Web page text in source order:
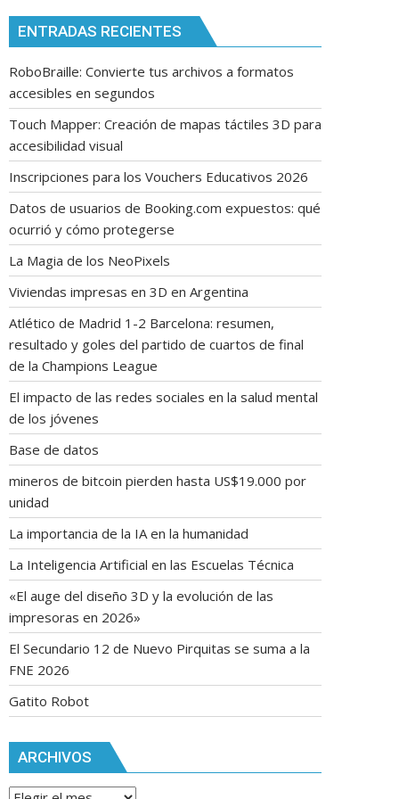
ENTRADAS RECIENTES
RoboBraille: Convierte tus archivos a formatos
accesibles en segundos
Touch Mapper: Creación de mapas táctiles 3D para
accesibilidad visual
Inscripciones para los Vouchers Educativos 2026
Datos de usuarios de Booking.com expuestos: qué
ocurrió y cómo protegerse
La Magia de los NeoPixels
Viviendas impresas en 3D en Argentina
Atlético de Madrid 1-2 Barcelona: resumen,
resultado y goles del partido de cuartos de final
de la Champions League
El impacto de las redes sociales en la salud mental
de los jóvenes
Base de datos
mineros de bitcoin pierden hasta US$19.000 por
unidad
La importancia de la IA en la humanidad
La Inteligencia Artificial en las Escuelas Técnica
«El auge del diseño 3D y la evolución de las
impresoras en 2026»
El Secundario 12 de Nuevo Pirquitas se suma a la
FNE 2026
Gatito Robot
ARCHIVOS